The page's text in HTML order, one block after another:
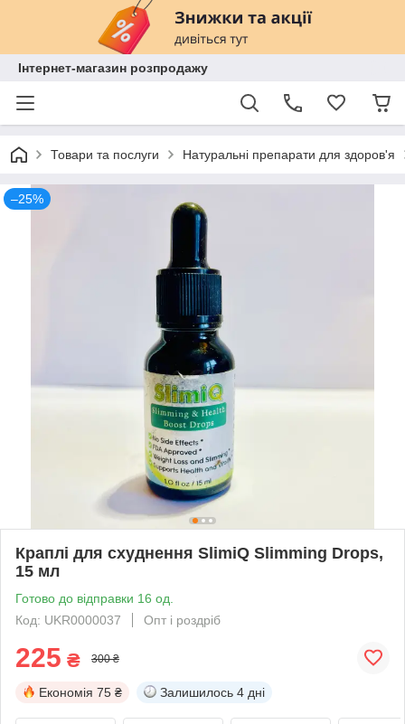
Інтернет-магазин розпродажу
Товари та послуги Натуральні препарати для здоров'я
–25%
Краплі для схуднення SlimiQ Slimming Drops,
15 мл
Готово до відправки 16 од.
Код: UKR0000037
Опт і роздріб
225 ₴ 300 ₴
Економія 75 ₴ Залишилось 4 дні